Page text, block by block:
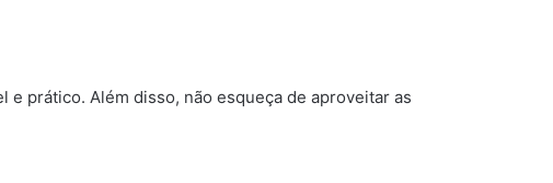
prático. Além disso, não esqueça de aproveitar as